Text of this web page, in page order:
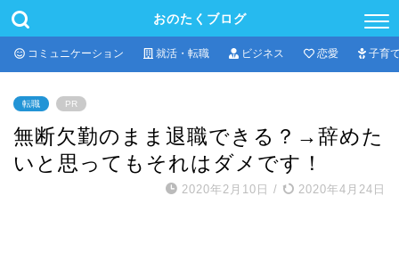
おのたくブログ
コミュニケーション 就活・転職 ビジネス 恋愛 子育
転職 PR
無断欠勤のまま退職できる？→辞めた
いと思ってもそれはダメです！
2020年2月10日 / 2020年4月24日